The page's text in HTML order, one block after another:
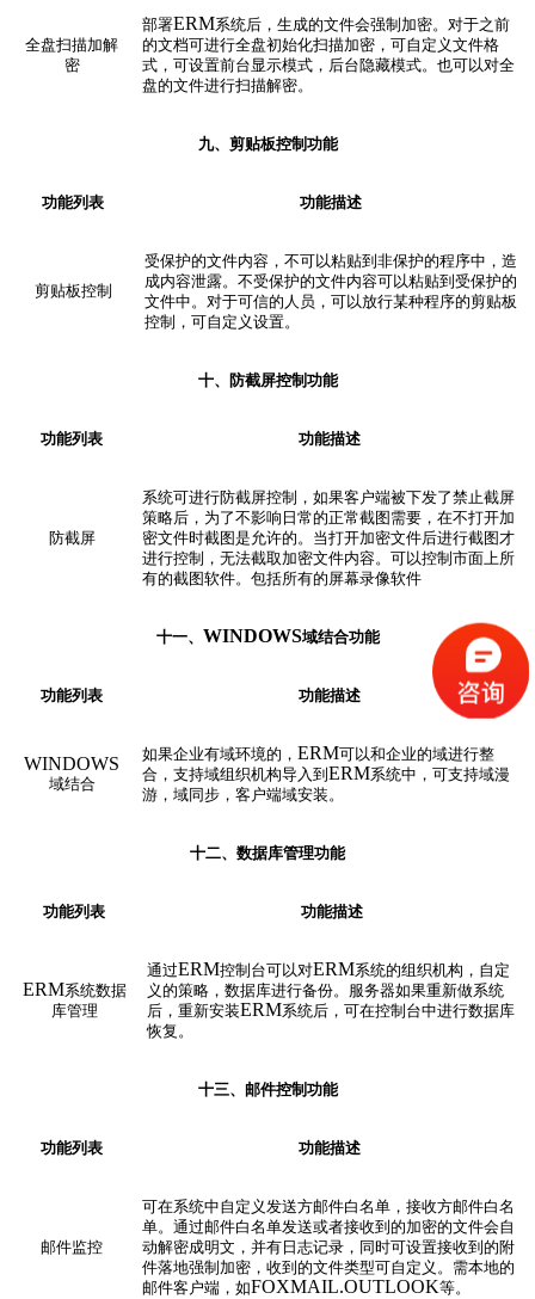
全盘扫描加解
密
部署ERM系统后，生成的文件会强制加密。对于之前
的文档可进行全盘初始化扫描加密，可自定义文件格
式，可设置前台显示模式，后台隐藏模式。也可以对全
盘的文件进行扫描解密。
九、剪贴板控制 功能
功能列表 功能描述
剪贴板控制
受保护的文件内容，不可以粘贴到非保护的程序中，造
成内容泄露。不受保护的文件内容可以粘贴到受保护的
文件中。对于可信的人员，可以放行某种程序的剪贴板
控制，可自定义设置。
十、防截屏控制 功能
功能列表 功能描述
防截屏
系统可进行防截屏控制，如果客户端被下发了禁止截屏
策略后，为了不影响日常的正常截图需要，在不打开加
密文件时截图是允许的。当打开加密文件后进行截图才
进行控制，无法截取加密文件内容。可以控制市面上所
有的截图软件。包括所有的屏幕录像软件
十一、 WINDOWS域结合功能
功能列表 功能描述
WINDOWS
域结合
如果企业有域环境的， ERM可以和企业的域进行整
合，支持域组织机构导入到 ERM系统中，可支持域漫
游，域同步，客户端域安装。
十二、数据库管理功能
功能列表 功能描述
ERM系统数据
库管理
通过ERM控制台可以对ERM系统的组织机构，自定
义的策略，数据库进行备份。服务器如果重新做系统
后，重新安装ERM系统后，可在控制台中进行数据库
恢复。
十三、邮件控制 功能
功能列表 功能描述
邮件监控
可在系统中自定义发送方邮件白名单，接收方邮件白名
单。通过邮件白名单发送或者接收到的加密的文件会自
动解密成明文，并有日志记录，同时可设置接收到的附
件落地强制加密，收到的文件类型可自定义。需本地的
邮件客户端，如FOXMAIL.OUTLOOK等。